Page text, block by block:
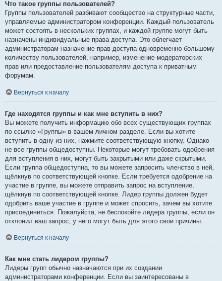
Что такое группы пользователей?
Группы пользователей разбивают сообщество на структурные части,
управляемые администратором конференции. Каждый пользователь
может состоять в нескольких группах, и каждой группе могут быть
назначены индивидуальные права доступа. Это облегчает
администраторам назначение прав доступа одновременно большому
количеству пользователей, например, изменение модераторских
прав или предоставление пользователям доступа к приватным
форумам.
Вернуться к началу
Где находятся группы и как мне вступить в них?
Вы можете получить информацию обо всех существующих группах
по ссылке «Группы» в вашем личном разделе. Если вы хотите
вступить в одну из них, нажмите соответствующую кнопку. Однако
не все группы общедоступны. Некоторые могут требовать одобрения
для вступления в них, могут быть закрытыми или даже скрытыми.
Если группа общедоступна, то вы можете запросить членство в ней,
щёлкнув по соответствующей кнопке. Если требуется одобрение на
участие в группе, вы можете отправить запрос на вступление,
щёлкнув по соответствующей кнопке. Лидер группы должен будет
одобрить ваше участие в группе и может спросить, зачем вы хотите
присоединиться. Пожалуйста, не беспокойте лидера группы, если он
отклонил ваш запрос; у него могут быть для этого свои причины.
Вернуться к началу
Как мне стать лидером группы?
Лидеры групп обычно назначаются при их создании
администраторами конференции. Если вы заинтересованы в